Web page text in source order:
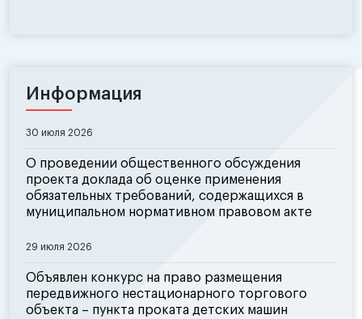
Информация
30 июля 2026
О проведении общественного обсуждения
проекта доклада об оценке применения
обязательных требований, содержащихся в
муниципальном нормативном правовом акте
29 июля 2026
Объявлен конкурс на право размещения
передвижного нестационарного торгового
объекта – пункта проката детских машин